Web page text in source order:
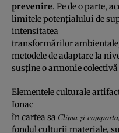
prevenire. Pe de o parte,
limitele potenţialului de
intensitatea
transformărilor
metodele de adaptare la
susţine o armonie
Elementele culturale
Ionac
în cartea sa Clima şi
fondul culturii materiale,